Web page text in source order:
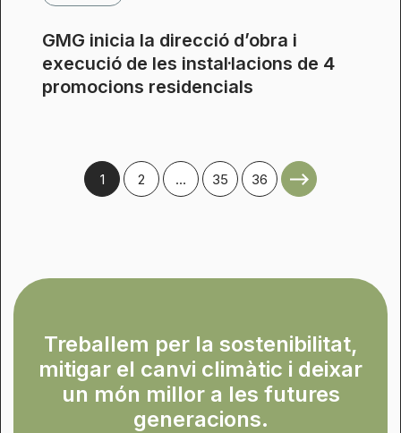
GMG inicia la direcció d’obra i
execució de les instal·lacions de 4
promocions residencials
1 2 … 35 36
Treballem per la sostenibilitat,
mitigar el canvi climàtic i deixar
un món millor a les futures
generacions.